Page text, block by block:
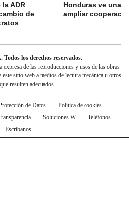
ADR
de
Honduras ve una
ampliar
los derechos reservados.
de las reproducciones y usos de las obras
este sitio web a medios de lectura mecánica u otros
resulten adecuados.
de Datos
Política de cookies
Soluciones W
Teléfonos
Escríbanos